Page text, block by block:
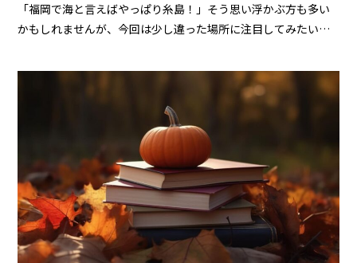
「福岡で海と言えばやっぱり糸島！」そう思い浮かぶ方も多い
かもしれませんが、今回は少し違った場所に注目してみたいと
すぎない…。「子どもと一緒に自然の中でのびのび遊び […]